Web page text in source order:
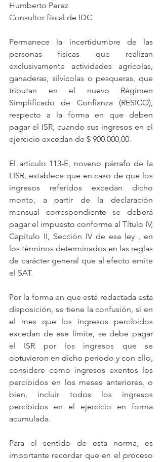
Humberto Perez
Consultor fiscal de IDC
Permanece la incertidumbre de las
personas físicas que realizan
exclusivamente actividades agrícolas,
ganaderas, silvícolas o pesqueras, que
tributan en el nuevo Régimen
Simplificado de Confianza (RESICO),
respecto a la forma en que deben
pagar el ISR, cuando sus ingresos en el
ejercicio excedan de $ 900.000,00.
El artículo 113-E, noveno párrafo de la
LISR, establece que en caso de que los
ingresos referidos excedan dicho
monto, a partir de la declaración
mensual correspondiente se deberá
pagar el impuesto conforme al Título IV,
Capítulo II, Sección IV de esa ley , en
los términos determinados en las reglas
de carácter general que al efecto emite
el SAT.
Por la forma en que está redactada esta
disposición, se tiene la confusión, si en
el mes que los ingresos percibidos
excedan de ese límite, se debe pagar
el ISR por los ingresos que se
obtuvieron en dicho periodo y con ello,
considere como ingresos exentos los
percibidos en los meses anteriores, o
bien, incluir todos los ingresos
percibidos en el ejercicio en forma
acumulada.
Para el sentido de esta norma, es
importante recordar que en el proceso